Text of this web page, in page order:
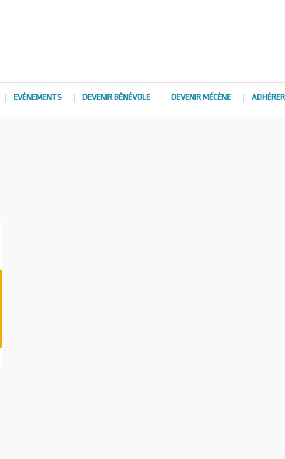
EVÈNEMENTS DEVENIR BÉNÉVOLE DEVENIR MÉCÈNE ADHÉRER